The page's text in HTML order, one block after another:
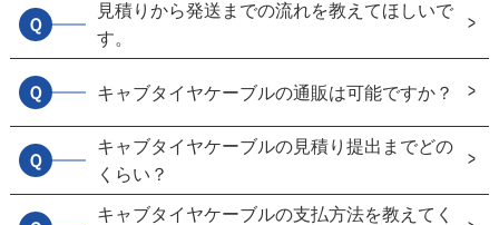
Ｑ
見積りから発送までの流れを教えてほしいで
す。
Ｑ キャブタイヤケーブルの通販は可能ですか？
Ｑ
キャブタイヤケーブルの見積り提出までどの
くらい？
キャブタイヤケーブルの支払方法を教えてく